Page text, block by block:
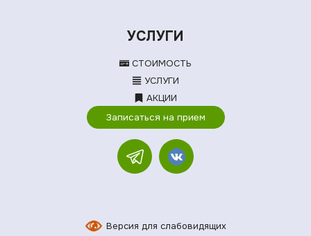
УСЛУГИ
СТОИМОСТЬ
УСЛУГИ
АКЦИИ
Записаться на прием
Версия для слабовидящих